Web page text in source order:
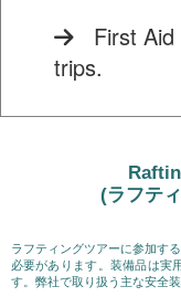
First Aid
trips.
(ラフテ
ラフティングツアーに参加す
必要があります。装備品は実
す。弊社で取り扱う主な安全